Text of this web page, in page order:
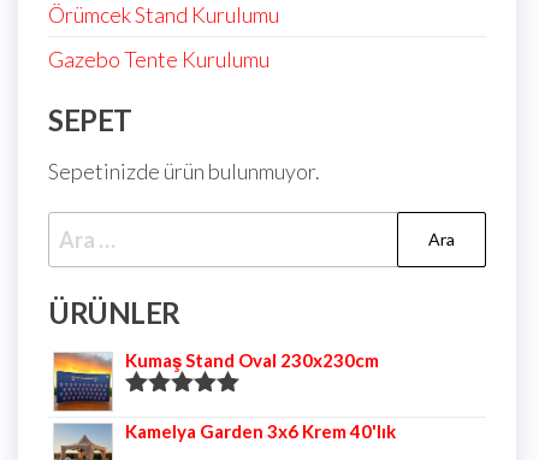
Örümcek Stand Kurulumu
Gazebo Tente Kurulumu
SEPET
Sepetinizde ürün bulunmuyor.
ÜRÜNLER
Kumaş Stand Oval 230x230cm
5.00oy aldı
Kamelya Garden 3x6 Krem 40'lık